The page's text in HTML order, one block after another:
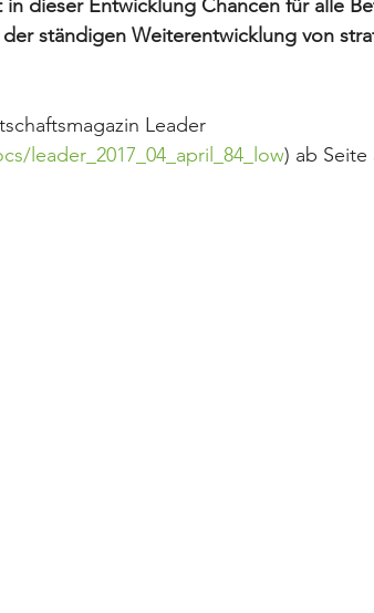
dieser Entwicklung Chancen für alle
ständigen Weiterentwicklung von
Leader
leader_2017_04_april_84_low) ab Seite